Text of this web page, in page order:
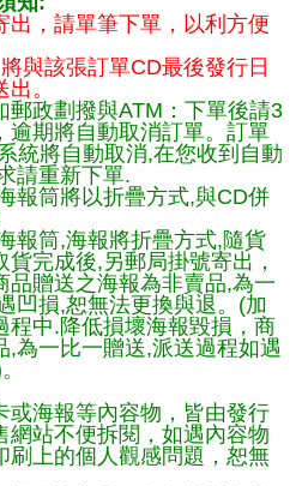
出，請單筆下單，以利方便
與該張訂單CD最後發行日
。
郵政劃撥與ATM：下單後請3
逾期將自動取消訂單。訂單
統將自動取消,在您收到自動
請重新下單.
報筒將以折疊方式,與CD併
報筒,海報將折疊方式,隨貨
完成後,另郵局掛號寄出，
品贈送之海報為非賣品,為一
凹損,恕無法更換與退。(加
程中.降低損壞海報毀損，商
,為一比一贈送,派送過程如遇
或海報等內容物，皆由發行
網站不便拆閱，如遇內容物
刷上的個人觀感問題，恕無